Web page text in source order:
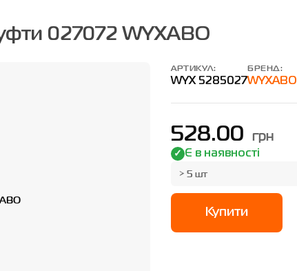
027072 WYXABO
АРТИКУЛ:
WYX 5285027
БРЕНД:
WYXABO
528.00 грн
Є в наявності
> 5 шт
Купити